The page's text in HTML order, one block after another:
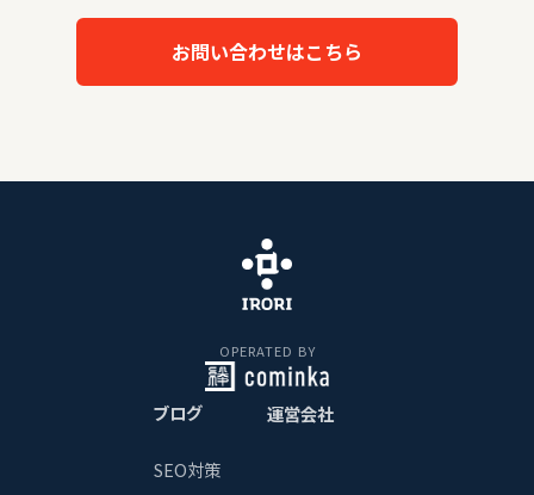
お問い合わせはこちら
OPERATED BY
ブログ
SEO対策
運営会社